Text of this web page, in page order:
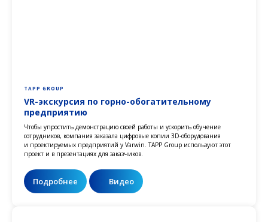
TAPP GROUP
VR-экскурсия по горно-обогатительному
предприятию
Чтобы упростить демонстрацию своей работы и ускорить обучение
сотрудников, компания заказала цифровые копии 3D-оборудования
и проектируемых предприятий у Varwin. TAPP Group используют этот
проект и в презентациях для заказчиков.
Подробнее Видео